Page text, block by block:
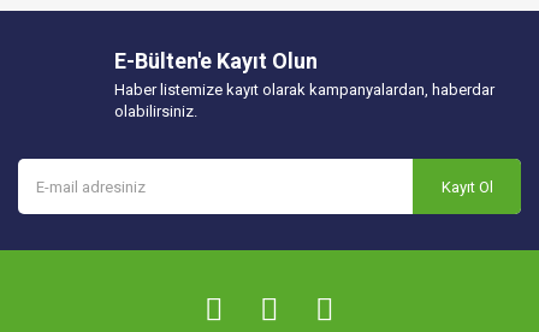
E-Bülten'e Kayıt Olun
Haber listemize kayıt olarak kampanyalardan, haberdar
olabilirsiniz.
Kayıt Ol